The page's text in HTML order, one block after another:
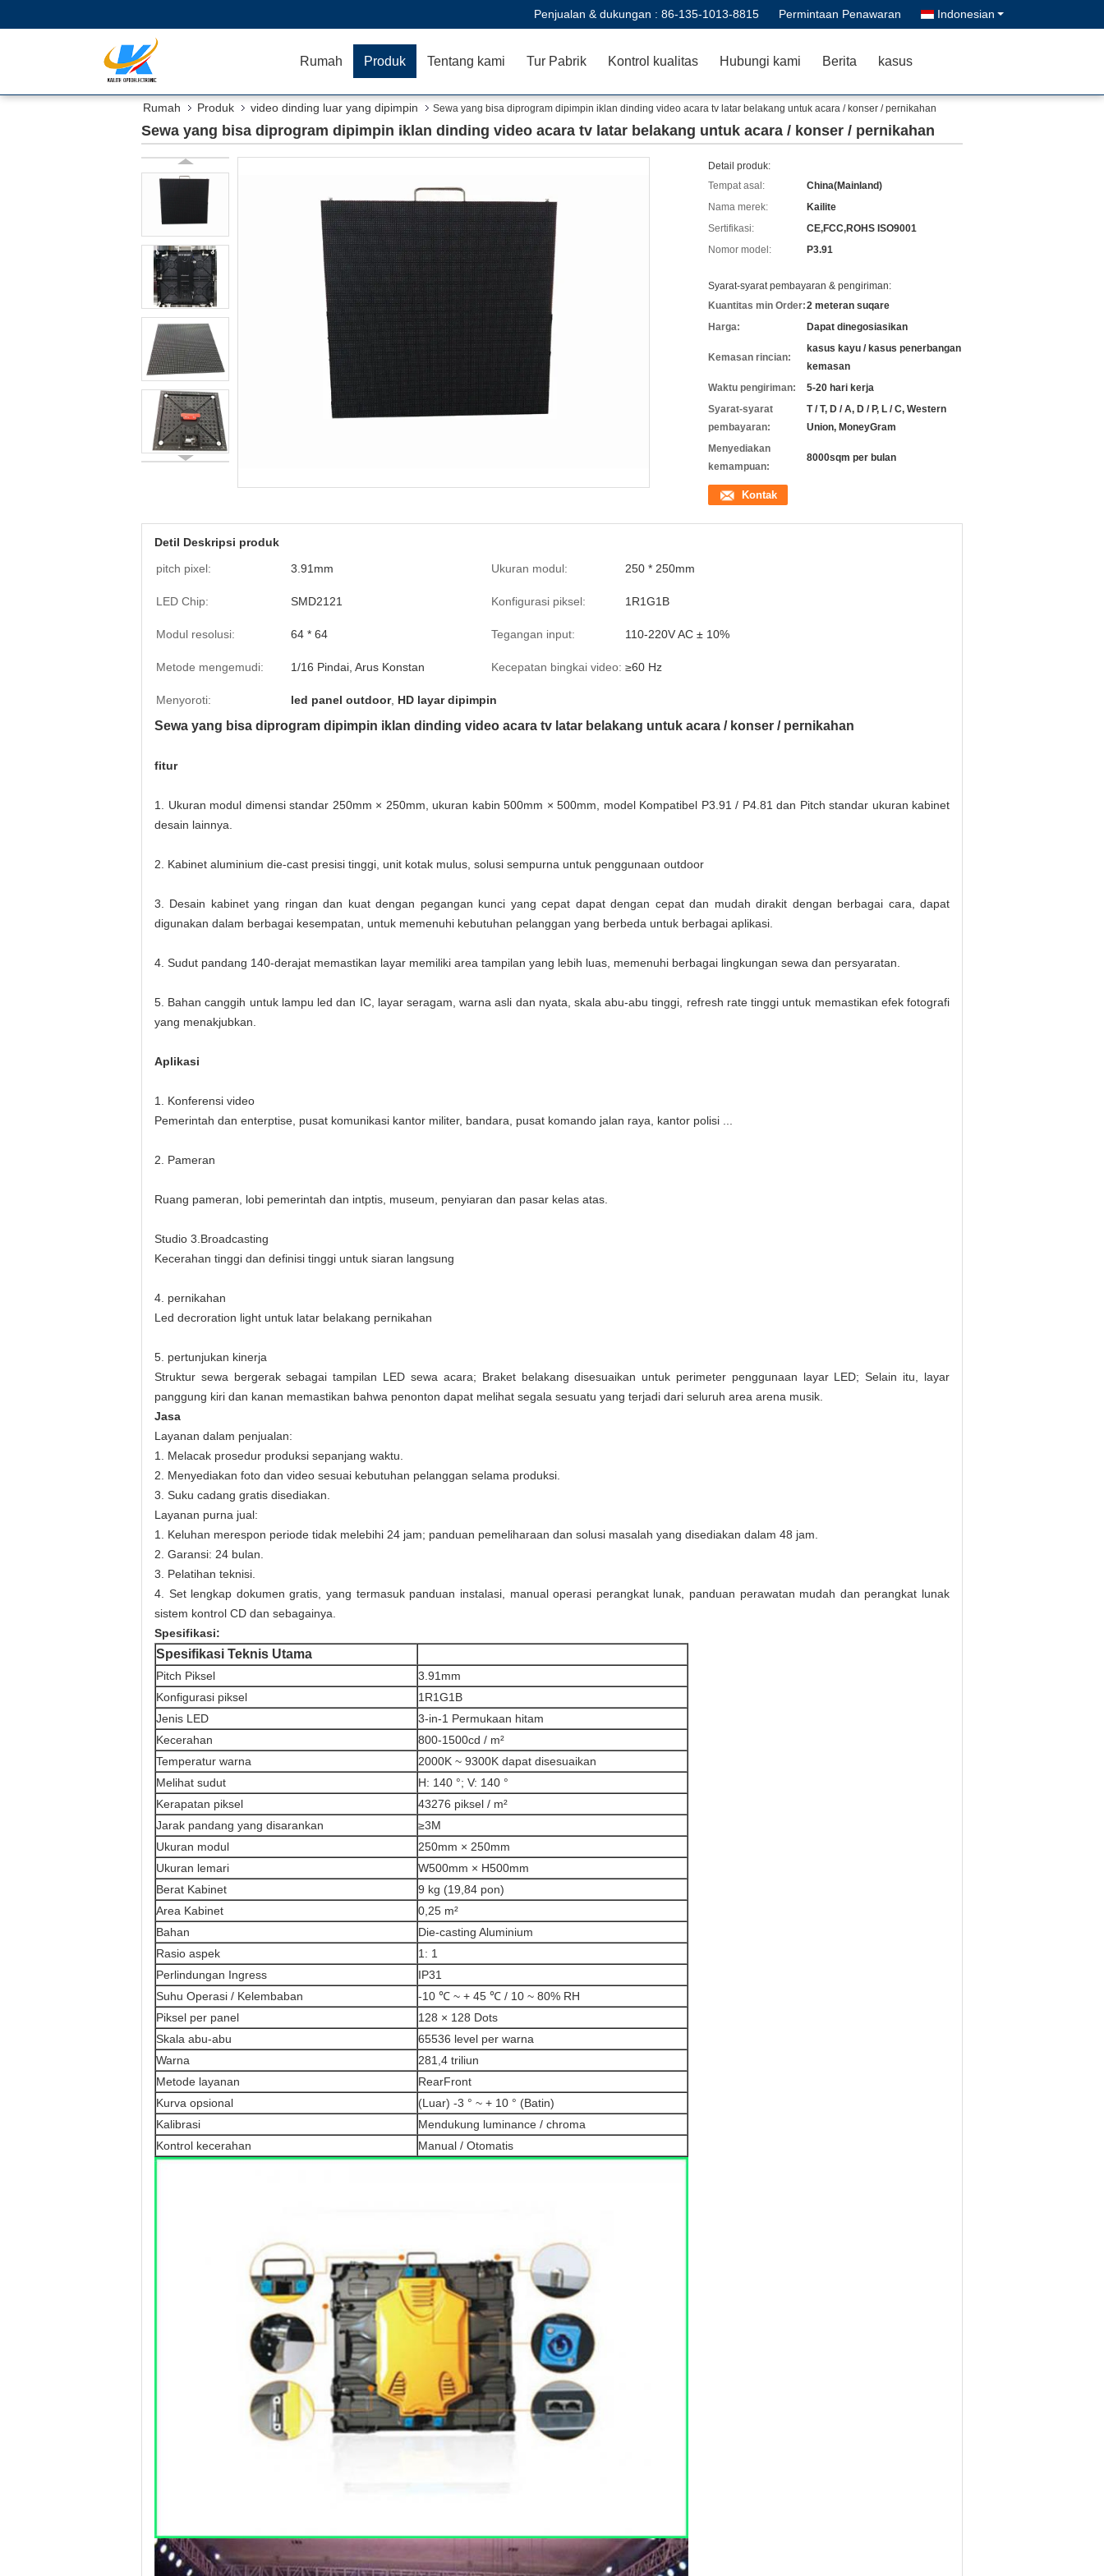
Penjualan & dukungan : 86-135-1013-8815 Permintaan Penawaran Indonesian
Rumah Produk Tentang kami Tur Pabrik Kontrol kualitas Hubungi kami Berita kasus
Rumah Produk video dinding luar yang dipimpin Sewa yang bisa diprogram dipimpin iklan dinding video acara tv latar belakang untuk acara / konser / pernikahan
Sewa yang bisa diprogram dipimpin iklan dinding video acara tv latar belakang untuk acara / konser / pernikahan
Detail produk:
Tempat asal:
China(Mainland)
Nama merek:
Kailite
Sertifikasi:
CE,FCC,ROHS ISO9001
Nomor model:
P3.91
Syarat-syarat pembayaran & pengiriman:
Kuantitas min Order:2 meteran suqare
Harga:
Dapat dinegosiasikan
Kemasan rincian:
kasus kayu / kasus penerbangan
kemasan
Waktu pengiriman:
5-20 hari kerja
Syarat-syarat
pembayaran:
T / T, D / A, D / P, L / C, Western
Union, MoneyGram
Menyediakan
kemampuan:
8000sqm per bulan
Kontak
Detil Deskripsi produk
pitch pixel:
3.91mm Ukuran modul: 250 * 250mm
LED Chip: SMD2121 Konfigurasi piksel: 1R1G1B
Modul resolusi: 64 * 64 Tegangan input: 110-220V AC ± 10%
Metode mengemudi: 1/16 Pindai, Arus Konstan Kecepatan bingkai video: ≥60 Hz
Menyoroti: led panel outdoor, HD layar dipimpin
Sewa yang bisa diprogram dipimpin iklan dinding video acara tv latar belakang untuk acara / konser / pernikahan
fitur
1. Ukuran modul dimensi standar 250mm × 250mm, ukuran kabin 500mm × 500mm, model Kompatibel P3.91 / P4.81 dan Pitch standar ukuran kabinet
desain lainnya.
2. Kabinet aluminium die-cast presisi tinggi, unit kotak mulus, solusi sempurna untuk penggunaan outdoor
3. Desain kabinet yang ringan dan kuat dengan pegangan kunci yang cepat dapat dengan cepat dan mudah dirakit dengan berbagai cara, dapat
digunakan dalam berbagai kesempatan, untuk memenuhi kebutuhan pelanggan yang berbeda untuk berbagai aplikasi.
4. Sudut pandang 140-derajat memastikan layar memiliki area tampilan yang lebih luas, memenuhi berbagai lingkungan sewa dan persyaratan.
5. Bahan canggih untuk lampu led dan IC, layar seragam, warna asli dan nyata, skala abu-abu tinggi, refresh rate tinggi untuk memastikan efek fotografi
yang menakjubkan.
Aplikasi
1. Konferensi video
Pemerintah dan enterptise, pusat komunikasi kantor militer, bandara, pusat komando jalan raya, kantor polisi ...
2. Pameran
Ruang pameran, lobi pemerintah dan intptis, museum, penyiaran dan pasar kelas atas.
Studio 3.Broadcasting
Kecerahan tinggi dan definisi tinggi untuk siaran langsung
4. pernikahan
Led decroration light untuk latar belakang pernikahan
5. pertunjukan kinerja
Struktur sewa bergerak sebagai tampilan LED sewa acara; Braket belakang disesuaikan untuk perimeter penggunaan layar LED; Selain itu, layar
panggung kiri dan kanan memastikan bahwa penonton dapat melihat segala sesuatu yang terjadi dari seluruh area arena musik.
Jasa
Layanan dalam penjualan:
1. Melacak prosedur produksi sepanjang waktu.
2. Menyediakan foto dan video sesuai kebutuhan pelanggan selama produksi.
3. Suku cadang gratis disediakan.
Layanan purna jual:
1. Keluhan merespon periode tidak melebihi 24 jam; panduan pemeliharaan dan solusi masalah yang disediakan dalam 48 jam.
2. Garansi: 24 bulan.
3. Pelatihan teknisi.
4. Set lengkap dokumen gratis, yang termasuk panduan instalasi, manual operasi perangkat lunak, panduan perawatan mudah dan perangkat lunak
sistem kontrol CD dan sebagainya.
Spesifikasi:
Spesifikasi Teknis Utama
Pitch Piksel
3.91mm
Konfigurasi piksel
1R1G1B
Jenis LED
3-in-1 Permukaan hitam
Kecerahan
800-1500cd / m²
Temperatur warna
2000K ~ 9300K dapat disesuaikan
Melihat sudut
H: 140 °; V: 140 °
Kerapatan piksel
43276 piksel / m²
Jarak pandang yang disarankan
≥3M
Ukuran modul
250mm × 250mm
Ukuran lemari
W500mm × H500mm
Berat Kabinet
9 kg (19,84 pon)
Area Kabinet
0,25 m²
Bahan
Die-casting Aluminium
Rasio aspek
1: 1
Perlindungan Ingress
IP31
Suhu Operasi / Kelembaban
-10 ℃ ~ + 45 ℃ / 10 ~ 80% RH
Piksel per panel
128 × 128 Dots
Skala abu-abu
65536 level per warna
Warna
281,4 triliun
Metode layanan
RearFront
Kurva opsional
(Luar) -3 ° ~ + 10 ° (Batin)
Kalibrasi
Mendukung luminance / chroma
Kontrol kecerahan
Manual / Otomatis